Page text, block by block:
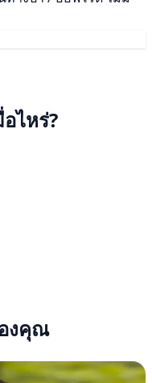
ไหร่?
งคุณ